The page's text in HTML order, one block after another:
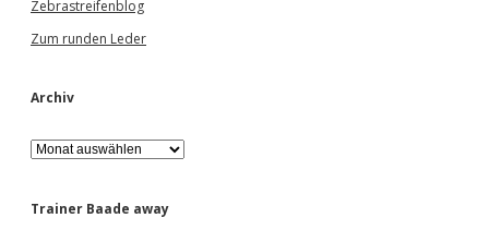
Zebrastreifenblog
Zum runden Leder
Archiv
A
r
h
Trainer Baade away